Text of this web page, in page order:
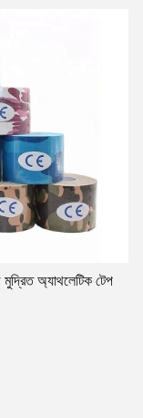
অ্যাথলেটিক টেপ